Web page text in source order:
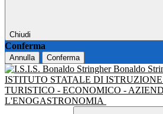
Chiudi
Conferma
Annulla Conferma
Bonaldo
ISTITUTO STATALE DI ISTRUZIONE
TURISTICO - ECONOMICO -
L'ENOGASTRONOMIA